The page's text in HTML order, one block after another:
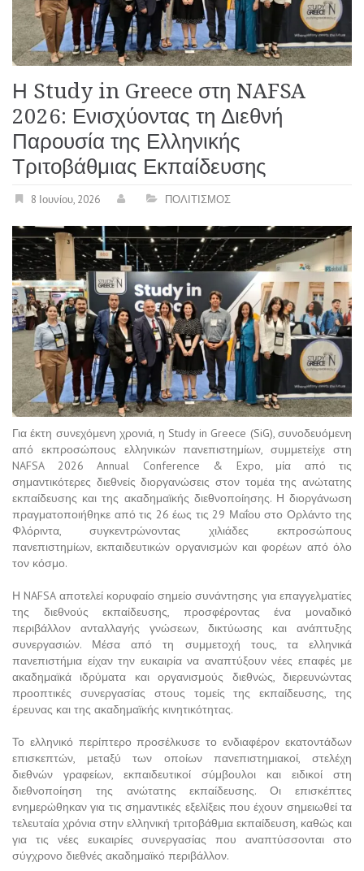
Η Study in Greece στη NAFSA
2026: Ενισχύοντας τη Διεθνή
Παρουσία της Ελληνικής
Τριτοβάθμιας Εκπαίδευσης
8 Ιουνίου, 2026 ΠΟΛΙΤΙΣΜΟΣ
Για έκτη συνεχόμενη χρονιά, η Study in Greece (SiG), συνοδευόμενη
από εκπροσώπους ελληνικών πανεπιστημίων, συμμετείχε στη
NAFSA 2026 Annual Conference & Expo, μία από τις
σημαντικότερες διεθνείς διοργανώσεις στον τομέα της ανώτατης
εκπαίδευσης και της ακαδημαϊκής διεθνοποίησης. Η διοργάνωση
πραγματοποιήθηκε από τις 26 έως τις 29 Μαΐου στο Ορλάντο της
Φλόριντα, συγκεντρώνοντας χιλιάδες εκπροσώπους
πανεπιστημίων, εκπαιδευτικών οργανισμών και φορέων από όλο
τον κόσμο.
Η NAFSA αποτελεί κορυφαίο σημείο συνάντησης για επαγγελματίες
της διεθνούς εκπαίδευσης, προσφέροντας ένα μοναδικό
περιβάλλον ανταλλαγής γνώσεων, δικτύωσης και ανάπτυξης
συνεργασιών. Μέσα από τη συμμετοχή τους, τα ελληνικά
πανεπιστήμια είχαν την ευκαιρία να αναπτύξουν νέες επαφές με
ακαδημαϊκά ιδρύματα και οργανισμούς διεθνώς, διερευνώντας
προοπτικές συνεργασίας στους τομείς της εκπαίδευσης, της
έρευνας και της ακαδημαϊκής κινητικότητας.
Το ελληνικό περίπτερο προσέλκυσε το ενδιαφέρον εκατοντάδων
επισκεπτών, μεταξύ των οποίων πανεπιστημιακοί, στελέχη
διεθνών γραφείων, εκπαιδευτικοί σύμβουλοι και ειδικοί στη
διεθνοποίηση της ανώτατης εκπαίδευσης. Οι επισκέπτες
ενημερώθηκαν για τις σημαντικές εξελίξεις που έχουν σημειωθεί τα
τελευταία χρόνια στην ελληνική τριτοβάθμια εκπαίδευση, καθώς και
για τις νέες ευκαιρίες συνεργασίας που αναπτύσσονται στο
σύγχρονο διεθνές ακαδημαϊκό περιβάλλον.